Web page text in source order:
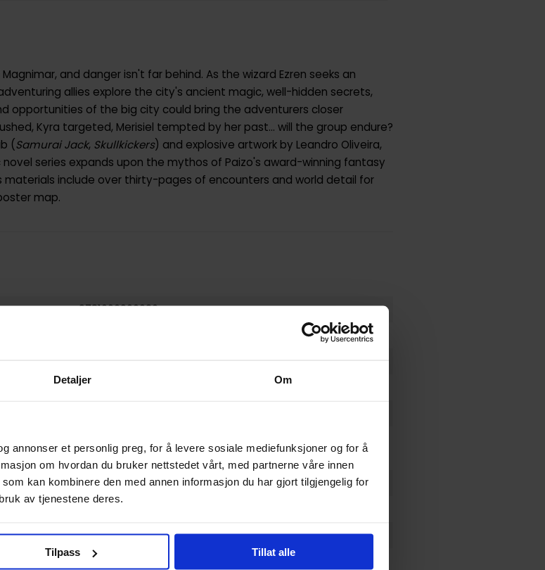
Detaljer Om
annonser et personlig preg, for å levere sosiale mediefunksjoner og for å
om hvordan du bruker nettstedet vårt, med partnerne våre innen
kan kombinere den med annen informasjon du har gjort tilgjengelig for
av tjenestene deres.
Tilpass Tillat alle
and danger isn't far behind. As the wizard Ezren seeks an
allies explore the city's ancient magic, well-hidden secrets,
opportunities of the big city could bring the adventurers closer
Kyra targeted, Merisiel tempted by her past... will the group endure?
(Samurai Jack, Skullkickers) and explosive artwork by Leandro Oliveira,
series expands upon the mythos of Paizo's award-winning fantasy
materials include over thirty-pages of encounters and world detail for
map.
9781606906026
Hardcover
Genzoman
Sean
Izaakseog Steven Cummings
Superheltog Fantasy
176
Dynamite Entertainment